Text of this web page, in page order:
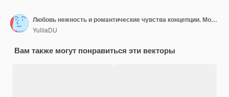
Любовь нежность и романтические чувства концепции. Молодая любящая улыбающаяся пара мальчик и девочка обнимаются стоя
YuliiaDU
Вам также могут понравиться эти векторы